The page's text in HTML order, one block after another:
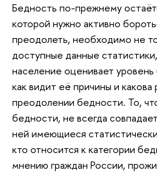
Бедность по-прежнему
которой нужно активно
преодолеть, необходимо не
доступные данные
население оценивает
как видит её причины и какова
преодолении бедности. То,
бедности, не всегда
ней имеющиеся
кто относится к категории
мнению граждан России,